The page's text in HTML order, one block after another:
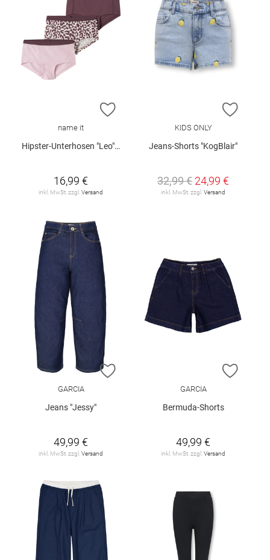
ZUR WUNSCHLISTE HINZUFÜGEN
name it
Hipster-Unterhosen "Leo", 3er-Pack
16,99 €
inkl. MwSt. zzgl. Versand
ZUR
KIDS ONLY
Jeans-Shorts "KogBlair"
32,99 € 24,99 €
inkl. MwSt. zzgl. Versand
ZUR WUNSCHLISTE HINZUFÜGEN
GARCIA
Jeans "Jessy"
49,99 €
inkl. MwSt. zzgl. Versand
ZUR
GARCIA
Bermuda-Shorts
49,99 €
inkl. MwSt. zzgl. Versand